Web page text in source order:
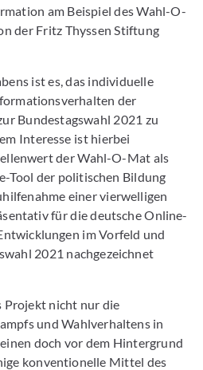
am Beispiel des Wahl-O-
der Fritz Thyssen Stiftung
ist es, das individuelle
der
Bundestagswahl 2021 zu
Interesse ist hierbei
der Wahl-O-Mat als
Tool der politischen Bildung
einer vierwelligen
für die deutsche Online-
im Vorfeld und
2021 nachgezeichnet
Projekt nicht nur die
und Wahlverhaltens in
doch vor dem Hintergrund
konventionelle Mittel des